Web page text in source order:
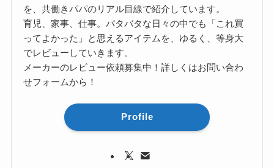
を、共働きパパのリアル目線で紹介しています。
育児、家事、仕事。バタバタな日々の中でも「これ買
ってよかった」と思えるアイテムを、ゆるく、等身大
でレビューしていきます。
メーカーのレビュー依頼募集中！詳しくはお問い合わ
せフォームから！
Profile